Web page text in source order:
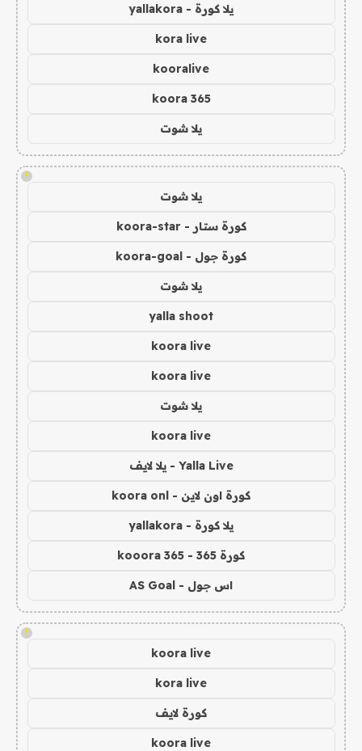
يلا كورة - yallakora
kora live
kooralive
koora 365
يلا شوت
!
يلا شوت
كورة ستار - koora-star
كورة جول - koora-goal
يلا شوت
yalla shoot
koora live
koora live
يلا شوت
koora live
Yalla Live - يلا لايف
كورة اون لاين - koora onl
يلا كورة - yallakora
كورة 365 - kooora 365
اس جول - AS Goal
!
koora live
kora live
كورة لايف
koora live